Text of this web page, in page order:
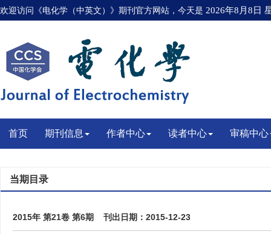
欢迎访问《电化学（中英文）》期刊官方网站，今天是 2026年8月8日
首页 期刊信息 作者中心 读者中心 审稿中心
当期目录
2015年 第21卷 第6期 刊出日期：2015-12-23